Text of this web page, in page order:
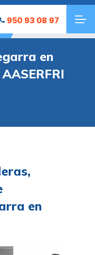
950 93 08 97
en
en